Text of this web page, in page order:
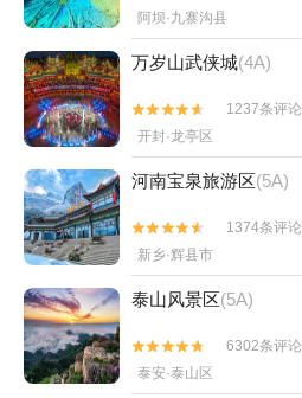
阿坝·九寨沟县
万岁山武侠城(4A)


1237条评论
开封·龙亭区
河南宝泉旅游区(5A)


1374条评论
新乡·辉县市
泰山风景区(5A)


6302条评论
泰安·泰山区